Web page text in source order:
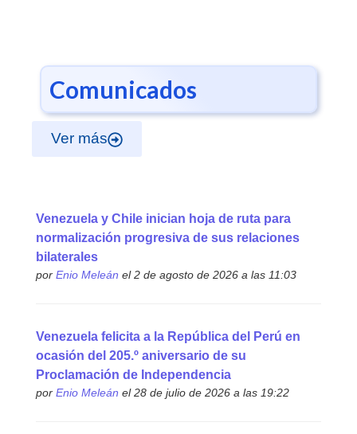
Comunicados
Ver más
Venezuela y Chile inician hoja de ruta para
normalización progresiva de sus relaciones
bilaterales
por Enio Meleán el 2 de agosto de 2026 a las 11:03
Venezuela felicita a la República del Perú en
ocasión del 205.º aniversario de su
Proclamación de Independencia
por Enio Meleán el 28 de julio de 2026 a las 19:22